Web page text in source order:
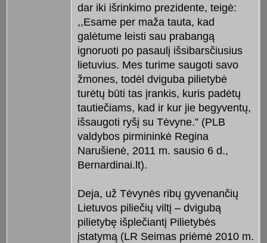
dar iki išrinkimo prezidente, teigė:
,,Esame per maža tauta, kad
galėtume leisti sau prabangą
ignoruoti po pasaulį išsibarsčiusius
lietuvius. Mes turime saugoti savo
žmones, todėl dviguba pilietybė
turėtų būti tas įrankis, kuris padėtų
tautiečiams, kad ir kur jie begyventų,
išsaugoti ryšį su Tėvyne.” (PLB
valdybos pirmininkė Regina
Narušienė, 2011 m. sausio 6 d.,
Bernardinai.lt).
Deja, už Tėvynės ribų gyvenančių
Lietuvos piliečių viltį – dvigubą
pilietybę išplečiantį Pilietybės
įstatymą (LR Seimas priėmė 2010 m.